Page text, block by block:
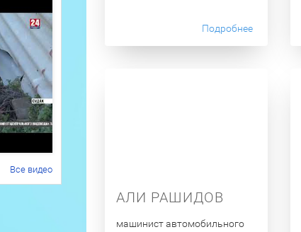
Подробнее
АЛИ РАШИДОВ
машинист автомобильного
Все видео